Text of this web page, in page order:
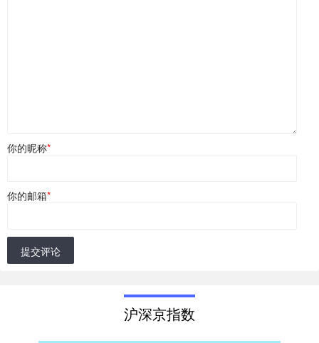
你的昵称*
你的邮箱*
提交评论
沪深京指数